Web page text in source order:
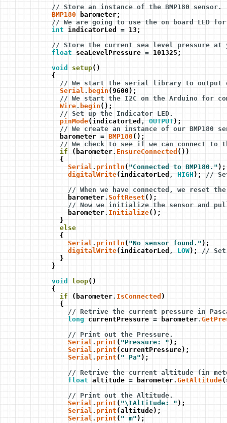
// Store an instance of the BMP180 sensor.
BMP180
barometer;
// We are going to use the on board LED
int indicatorLed = 13;
// Store the current sea level pressure at
float
seaLevelPressure = 101325;
void
setup()
{
// We start the serial library to output
Serial . begin (9600);
// We start the I2C on the Arduino for
Wire. begin ();
// Set up the Indicator LED.
pinMode(indicatorLed , OUTPUT);
// We create an instance of our BMP180
barometer = BMP180 ();
// We check to see if we can connect to
if
(barometer. EnsureConnected ())
{
Serial . println ( "Connected to BMP180." );
digitalWrite(indicatorLed , HIGH );
//
// When we have connected, we reset
barometer. SoftReset ();
// Now we initialize the sensor and
barometer. Initialize();
}
else
{
Serial . println ( "No sensor found." );
digitalWrite(indicatorLed , LOW);
// Set
}
}
void
loop()
{
if
(barometer. IsConnected )
{
// Retrive the current pressure in
long
currentPressure = barometer.
// Print out the Pressure.
Serial . print ( "Pressure: " );
Serial . print (currentPressure);
Serial . print ( " Pa" );
// Retrive the current altitude (in
float altitude = barometer. GetAltitude
// Print out the Altitude.
Serial . print ( "\tAltitude: " );
Serial . print (altitude);
Serial . print ( " m" );